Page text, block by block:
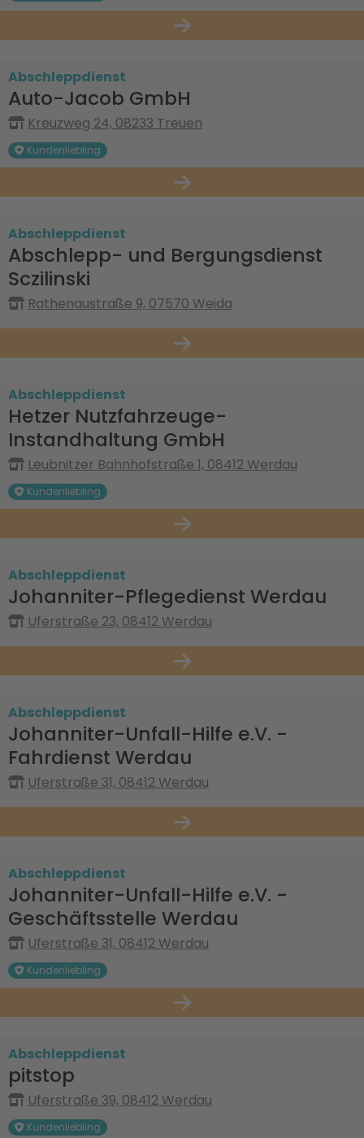
Abschleppdienst
Auto-Jacob GmbH
Kreuzweg 24, 08233 Treuen
Kundenliebling
Abschleppdienst
Abschlepp- und Bergungsdienst
Sczilinski
Rathenaustraße 9, 07570 Weida
Abschleppdienst
Hetzer Nutzfahrzeuge-
Instandhaltung GmbH
Leubnitzer Bahnhofstraße 1, 08412 Werdau
Kundenliebling
Abschleppdienst
Johanniter-Pflegedienst Werdau
Uferstraße 23, 08412 Werdau
Abschleppdienst
Johanniter-Unfall-Hilfe e.V. -
Fahrdienst Werdau
Uferstraße 31, 08412 Werdau
Abschleppdienst
Johanniter-Unfall-Hilfe e.V. -
Geschäftsstelle Werdau
Uferstraße 31, 08412 Werdau
Kundenliebling
Abschleppdienst
pitstop
Uferstraße 39, 08412 Werdau
Kundenliebling